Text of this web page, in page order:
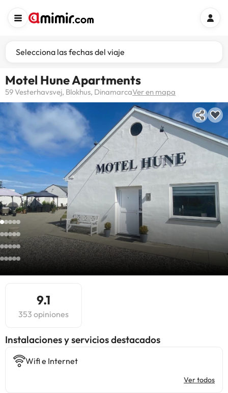
Selecciona las fechas del viaje
Motel Hune Apartments
59 Vesterhavsvej, Blokhus, DinamarcaVer en mapa
9.1
353 opiniones
Instalaciones y servicios destacados
Wifi e Internet
Ver todos